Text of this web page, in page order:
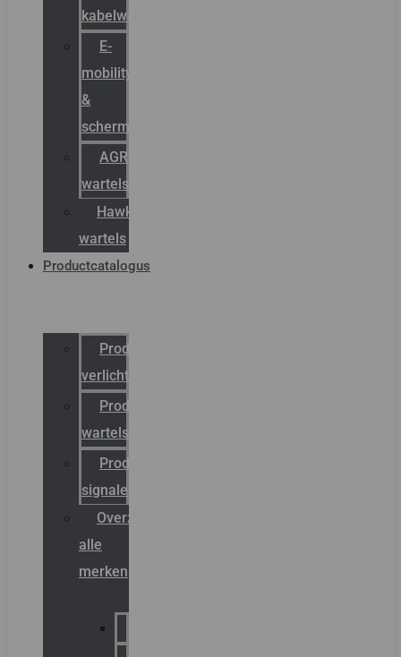
kabelwartels
E-
mobility
&
schermstromen
AGRO
wartels
Hawke
wartels
Productcatalogus
Productcatalogus
verlichting
Productcatalogus
wartels
Productcatalogus
signalering
Overzicht
alle
merken